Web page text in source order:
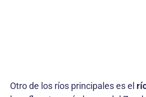
Otro de los ríos principales es el